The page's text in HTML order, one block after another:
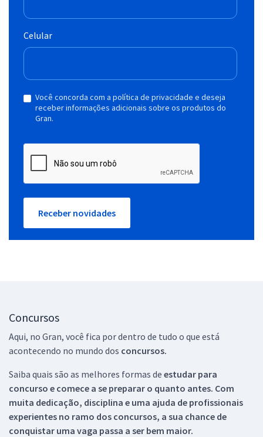
Celular
Você concorda com a política de privacidade e deseja
receber informações adicionais sobre os produtos do
Gran.
Receber novidades
Concursos
Aqui, no Gran, você fica por dentro de tudo o que está
acontecendo no mundo dos concursos.
Saiba quais são as melhores formas de estudar para
concurso e comece a se preparar o quanto antes. Com
muita dedicação, disciplina e uma ajuda de profissionais
experientes no ramo dos concursos, a sua chance de
conquistar uma vaga passa a ser bem maior.